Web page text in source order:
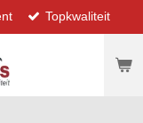
Topkwaliteit